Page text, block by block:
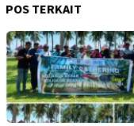
POS TERKAIT